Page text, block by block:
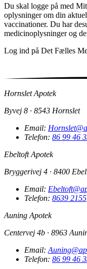
Du skal logge på med
oplysninger om din
vaccinationer. Du har
medicinoplysninger og
Log ind på Det Fælles
Hornslet Apotek
Byvej 8 · 8543 Hornslet
Email:
Telefon: 86 99 46
Ebeltoft Apotek
Bryggerivej 4 · 8400
Email:
Telefon: 8639 2155
Auning Apotek
Centervej 4b · 8963
Email:
Telefon: 86 99 46